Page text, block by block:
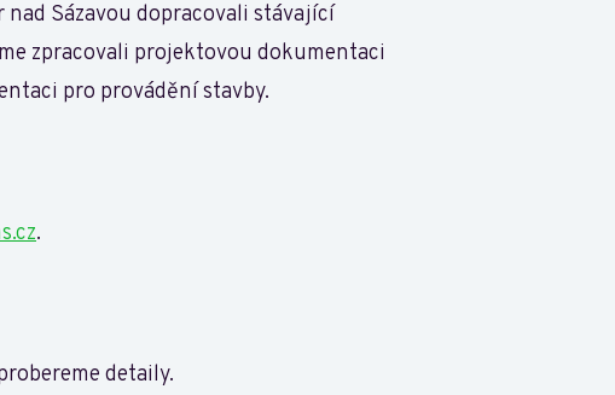
Sázavou dopracovali stávající
zpracovali projektovou dokumentaci
pro provádění stavby.
.
detaily.